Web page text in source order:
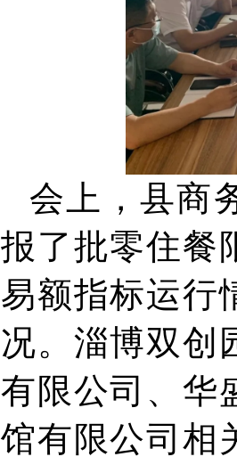
会上，县商
报了批零住餐
易额指标运行
况。淄博双创
有限公司、华
馆有限公司相